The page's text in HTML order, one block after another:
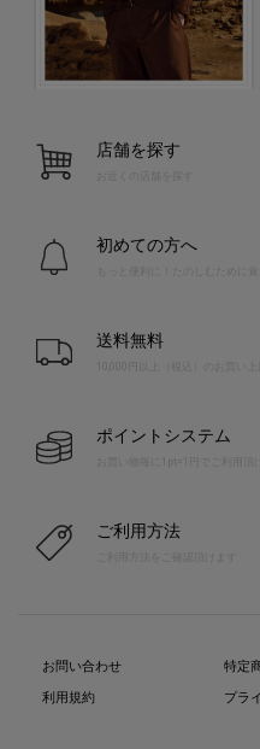
店舗を探す
お近くの店舗を探す
初めての方へ
送料無料
10,000円以上（税込）のお買い上
ポイントシステム
お買い物毎に1pt=1円でご利用頂
ご利用方法
お問い合わせ
利用規約
特定
プラ